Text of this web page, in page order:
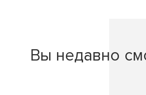
Вы недавно